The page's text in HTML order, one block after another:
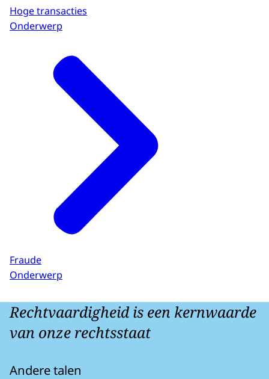
Hoge transacties
Onderwerp
Fraude
Onderwerp
Rechtvaardigheid is een kernwaarde
van onze rechtsstaat
Andere talen